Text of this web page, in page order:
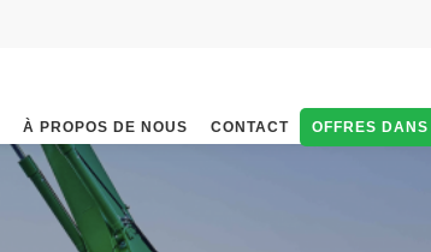
À PROPOS DE NOUS CONTACT OFFRES